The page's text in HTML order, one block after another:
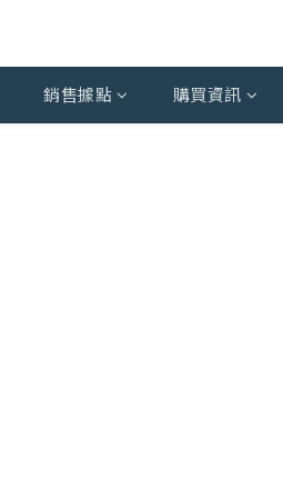
銷售據點 購買資訊